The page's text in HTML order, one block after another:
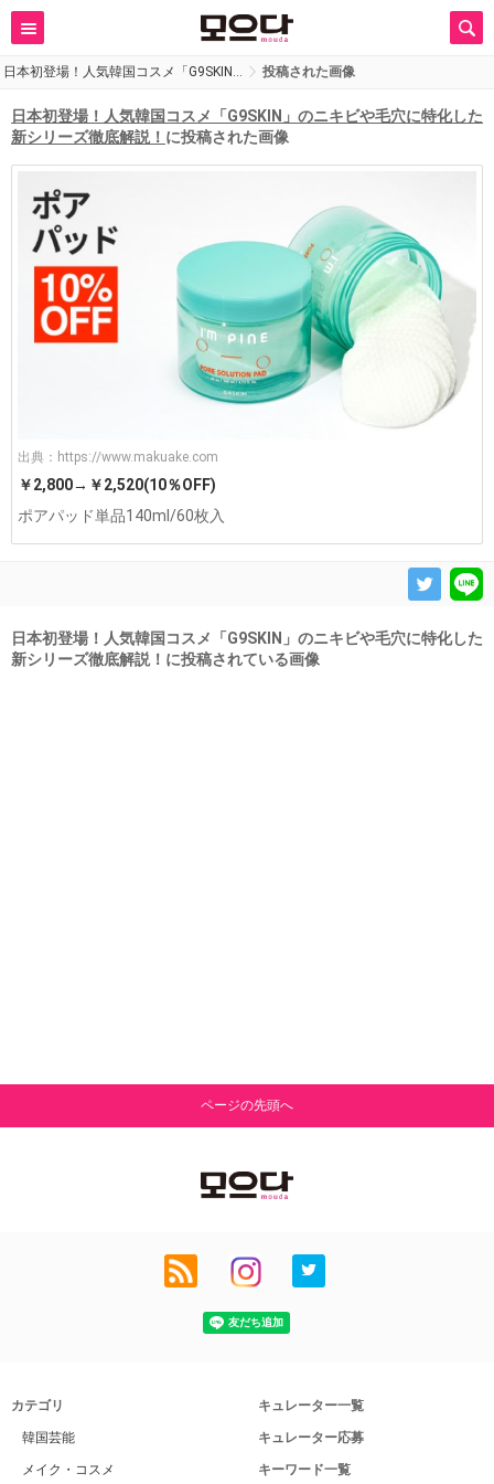
日本初登場！人気韓国コスメ「G9SKIN… 投稿された画像
日本初登場！人気韓国コスメ「G9SKIN」のニキビや毛穴に特化した
新シリーズ徹底解説！ に投稿された画像
出典： https://www.makuake.com
￥2,800→￥2,520(10％OFF)
ポアパッド単品140ml/60枚入
日本初登場！人気韓国コスメ「G9SKIN」のニキビや毛穴に特化した
新シリーズ徹底解説！に投稿されている画像
ページの先頭へ
カテゴリ
韓国芸能
メイク・コスメ
キュレーター一覧
キュレーター応募
キーワード一覧